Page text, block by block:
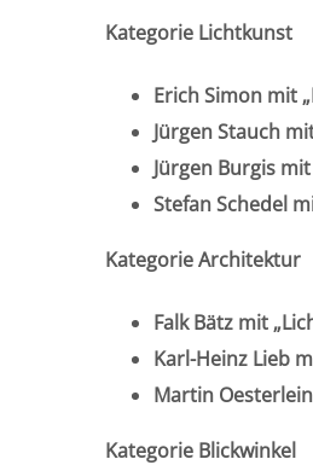
Kategorie Lichtkunst
Erich Simon mit
Jürgen Stauch
Jürgen Burgis
Stefan Schedel
Kategorie Architektur
Falk Bätz mit
Karl-Heinz Lieb
Martin
Kategorie Blickwinkel